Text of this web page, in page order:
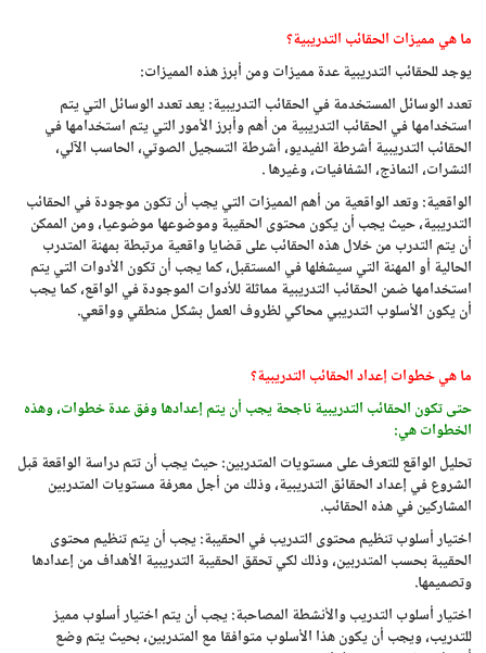
ما هي مميزات الحقائب التدريبية؟
يوجد للحقائب التدريبية عدة مميزات ومن أبرز هذه المميزات:
تعدد الوسائل المستخدمة في الحقائب التدريبية: يعد تعدد الوسائل التي يتم
استخدامها في الحقائب التدريبية من أهم وأبرز الأمور التي يتم استخدامها في
الحقائب التدريبية أشرطة الفيديو، أشرطة التسجيل الصوتي، الحاسب الآلي،
النشرات، النماذج، الشفافيات، وغيرها .
الواقعية: وتعد الواقعية من أهم المميزات التي يجب أن تكون موجودة في الحقائب
التدريبية، حيث يجب أن يكون محتوى الحقيبة وموضوعها موضوعيا، ومن الممكن
أن يتم التدرب من خلال هذه الحقائب على قضايا واقعية مرتبطة بمهنة المتدرب
الحالية أو المهنة التي سيشغلها في المستقبل، كما يجب أن تكون الأدوات التي يتم
استخدامها ضمن الحقائب التدريبية مماثلة للأدوات الموجودة في الواقع، كما يجب
أن يكون الأسلوب التدريبي محاكي لظروف العمل بشكل منطقي وواقعي.
ما هي خطوات إعداد الحقائب التدريبية؟
حتى تكون الحقائب التدريبية ناجحة يجب أن يتم إعدادها وفق عدة خطوات، وهذه
الخطوات هي:
تحليل الواقع للتعرف على مستويات المتدربين: حيث يجب أن تتم دراسة الواقعة قبل
الشروع في إعداد الحقائق التدريبية، وذلك من أجل معرفة مستويات المتدربين
المشاركين في هذه الحقائب.
اختيار أسلوب تنظيم محتوى التدريب في الحقيبة: يجب أن يتم تنظيم محتوى
الحقيبة بحسب المتدربين، وذلك لكي تحقق الحقيبة التدريبية الأهداف من إعدادها
وتصميمها.
اختيار أسلوب التدريب والأنشطة المصاحبة: يجب أن يتم اختيار أسلوب مميز
للتدريب، ويجب أن يكون هذا الأسلوب متوافقا مع المتدربين، بحيث يتم وضع